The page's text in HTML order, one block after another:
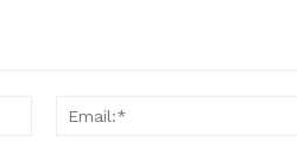
Name:*